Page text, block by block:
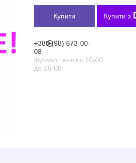
Купити Купити з
+380 (98) 673-00-
08
Kyivstar
вт-пт с 10-00
до 15-00